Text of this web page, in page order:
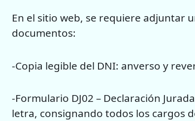
En el sitio web, se requiere adjuntar
documentos:
-Copia legible del DNI: anverso y
-Formulario DJ02 – Declaración
letra, consignando todos los cargos